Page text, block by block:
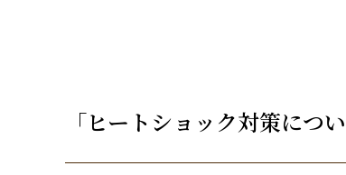
「ヒートショック対策につ